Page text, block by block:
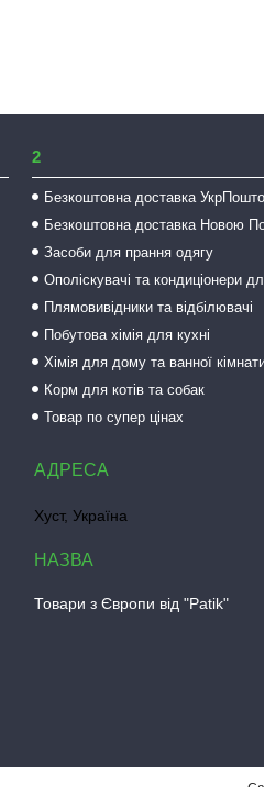
2
Безкоштовна доставка
Безкоштовна доставка Новою
Засоби для прання одягу
Ополіскувачі та кондиціонери
Плямовивідники та відбілювачі
Побутова хімія для кухні
Хімія для дому та ванної
Корм для котів та собак
Товар по супер цінах
Хуст, Україна
Товари з Європи від "Patik"